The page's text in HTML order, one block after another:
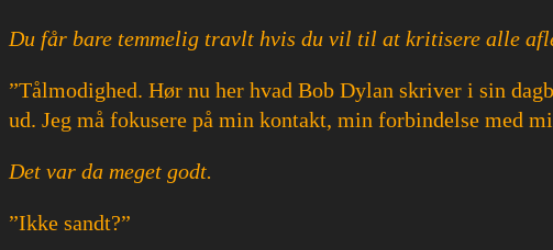
Du får bare temmelig travlt hvis du vil til at kritisere alle
”Tålmodighed. Hør nu her hvad Bob Dylan skriver i sin
ud. Jeg må fokusere på min kontakt, min forbindelse med
Det var da meget godt.
”Ikke sandt?”